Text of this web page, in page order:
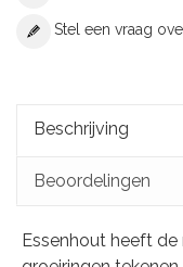
Stel een vraag
Beschrijving
Beoordelingen
Essenhout heeft